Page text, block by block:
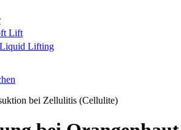
Lift
Liquid Lifting